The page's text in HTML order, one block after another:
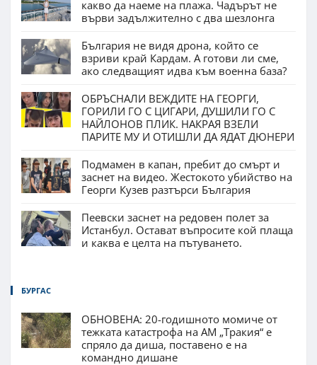
какво да наеме на плажа. Чадърът не
върви задължително с два шезлонга
България не видя дрона, който се
взриви край Кардам. А готови ли сме,
ако следващият идва към военна база?
ОБРЪСНАЛИ ВЕЖДИТЕ НА ГЕОРГИ,
ГОРИЛИ ГО С ЦИГАРИ, ДУШИЛИ ГО С
НАЙЛОНОВ ПЛИК. НАКРАЯ ВЗЕЛИ
ПАРИТЕ МУ И ОТИШЛИ ДА ЯДАТ ДЮНЕРИ
Подмамен в капан, пребит до смърт и
заснет на видео. Жестокото убийство на
Георги Кузев разтърси България
Пеевски заснет на редовен полет за
Истанбул. Остават въпросите кой плаща
и каква е целта на пътуването.
БУРГАС
ОБНОВЕНА: 20-годишното момиче от
тежката катастрофа на АМ „Тракия“ е
спряло да диша, поставено е на
командно дишане